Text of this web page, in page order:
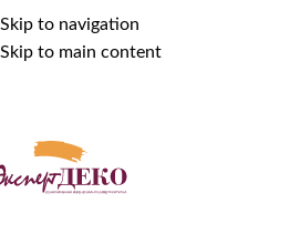
Skip to navigation
Skip to main content